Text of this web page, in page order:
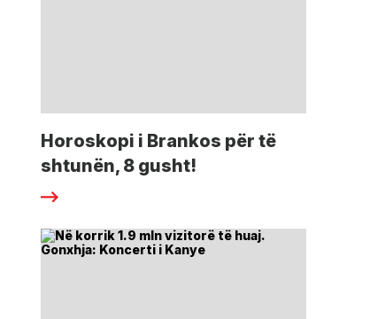
Horoskopi i Brankos për të
shtunën, 8 gusht!